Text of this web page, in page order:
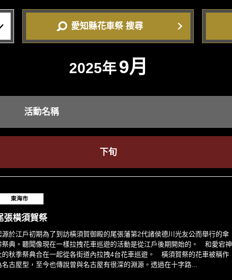
愛知縣花車祭 搜尋
2025年9月
活動名稱
下旬
東海市
張橫須賀祭
源於江戶初期為了到訪橫須賀御殿的尾張藩第2代諸侯德川光友公而舉行的傘
祭典。聽聞像現在一樣拉拽花車巡遊的活動是從江戶後期開始的。 和愛宕神
的秋季祭典合在一起從各街道內拉拽4台花車巡遊。 橫須賀祭的花車被稱作
名古屋型，至今也傳說曾與名古屋有很深的淵源。透過在十字路...